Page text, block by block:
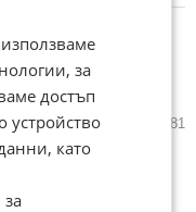
Денисиньо го
за шоуто
2 981
за
достъп
като